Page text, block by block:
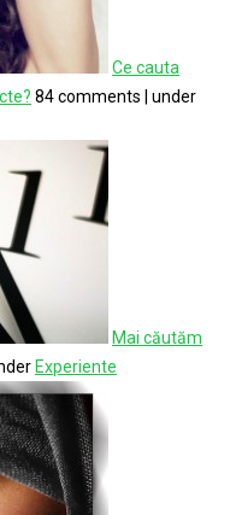
Ce cauta
84 comments
under
Mai căutăm
Experiente